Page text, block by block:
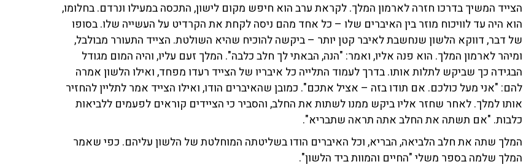
הצייד המשיך בדרכו חזרה לארמון המלך. לקראת ערב הוא חיפש מקום לישון, התכסה במעילו ונרדם. בחלומו,
הוא היה עד לוויכוח מוזר בין האיברים שלו – כל אחד מהם ניסה לקחת את הקרדיט על העשייה שלו. בסופו
של דבר, דווקא הלשון שנחשבת לאיבר קטן יותר – ביקשה להוכיח שהיא השולטת. הצייד התעורר מבולבל,
ומיהר לארמון המלך. הוא פנה אליו, ואמר: "הנה, הבאתי לך חלב כלבה". המלך זעם עליו, והיה המום מגודל
הבגידה כך שביקש לתלות אותו. בדרך לעמוד התלייה כל איבריו של הצייד רעדו מפחד, ואילו הלשון אמרה
להם: "אני מעל כולכם. אם תודו בזה – אציל אתכם". כמובן שהאיברים הודו, ואילו הצייד אמר לתליין להחזיר
אותו למלך. לאחר שחזר אליו ביקש ממנו לשתות את החלב, והסביר כי הציידים קוראים לפעמים ללביאות
כלבות. "אם תשתה את החלב אתה תראה שתבריא".
המלך שתה את חלב הלביאה, הבריא, וכל האיברים הודו בשליטתה המוחלטת של הלשון עליהם. כפי שאמר
המלך שלמה בספר משלי "החיים והמוות ביד הלשון".